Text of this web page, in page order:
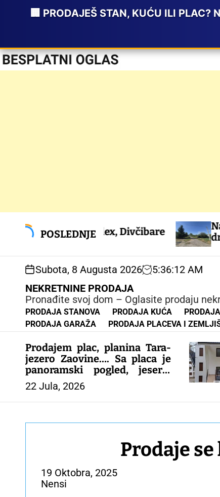
🏢 PRODAJEŠ STAN, KUĆU ILI
e
POSLEDNJE
duplex, Divčibare
Na
drum 69a,
Subota, 8 Augusta 2026 5:36:13 AM
NEKRETNINE PRODAJA
Pronađite svoj dom – Oglasite prodaju
PRODAJA STANOVA PRODAJA KUĆA
PRODAJA GARAŽA
PRODAJA PLACEVA I
Prodajem plac, planina Tara-
jezero Zaovine…. Sa placa je
panoramski pogled, jesero,
vidi se deo Tare i okolnih
mesta… Plac je gradjevinsko
zemljište, papiri sve
i još opisa Viber
22 Jula, 2026
Prodaje
19 Oktobra, 2025
Nensi